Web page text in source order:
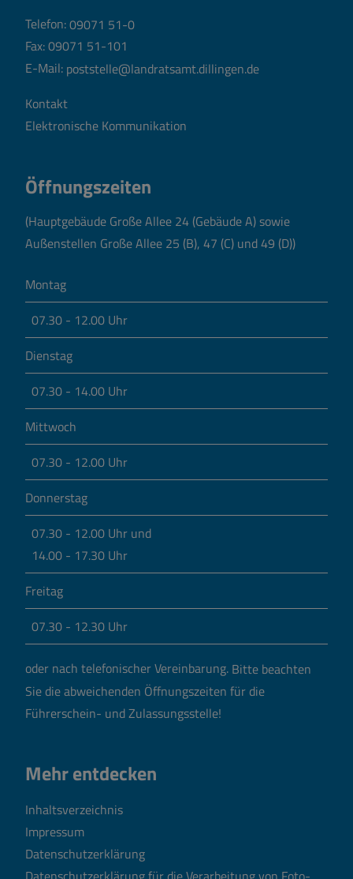
Telefon:09071 51-0
Fax: 09071 51-101
E-Mail: poststelle@landratsamt.dillingen.de
Kontakt
Elektronische Kommunikation
Öffnungszeiten
(Hauptgebäude Große Allee 24 (Gebäude A) sowie
Außenstellen Große Allee 25 (B), 47 (C) und 49 (D))
Montag
07.30 - 12.00 Uhr
Dienstag
07.30 - 14.00 Uhr
Mittwoch
07.30 - 12.00 Uhr
Donnerstag
07.30 - 12.00 Uhr und
14.00 - 17.30 Uhr
Freitag
07.30 - 12.30 Uhr
oder nach telefonischer Vereinbarung. Bitte beachten
Sie die abweichenden Öffnungszeiten für die
Führerschein- und Zulassungsstelle!
Mehr entdecken
Inhaltsverzeichnis
Impressum
Datenschutzerklärung
Datenschutzerklärung für die Verarbeitung von Foto-